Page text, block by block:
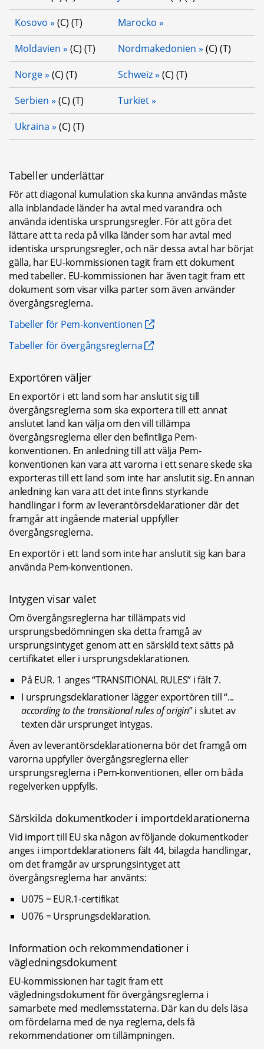
Kosovo
(C) (T)
Marocko
Moldavien
(C) (T) Nordmakedonien
(C) (T)
Norge
(C) (T) Schweiz
(C) (T)
Serbien
(C) (T)
Turkiet
Ukraina
(C) (T)
Tabeller underlättar
För att diagonal kumulation ska kunna användas måste
alla inblandade länder ha avtal med varandra och
använda identiska ursprungsregler. För att göra det
lättare att ta reda på vilka länder som har avtal med
identiska ursprungsregler, och när dessa avtal har börjat
gälla, har EU-kommissionen tagit fram ett dokument
med tabeller. EU-kommissionen har även tagit fram ett
dokument som visar vilka parter som även använder
övergångsreglerna.
Tabeller för Pem-konventionen
Tabeller för övergångsreglerna
Exportören väljer
En exportör i ett land som har anslutit sig till
övergångsreglerna som ska exportera till ett annat
anslutet land kan välja om den vill tillämpa
övergångsreglerna eller den befintliga Pem-
konventionen. En anledning till att välja Pem-
konventionen kan vara att varorna i ett senare skede ska
exporteras till ett land som inte har anslutit sig. En annan
anledning kan vara att det inte finns styrkande
handlingar i form av leverantörsdeklarationer där det
framgår att ingående material uppfyller
övergångsreglerna.
En exportör i ett land som inte har anslutit sig kan bara
använda Pem-konventionen.
Intygen visar valet
Om övergångsreglerna har tillämpats vid
ursprungsbedömningen ska detta framgå av
ursprungsintyget genom att en särskild text sätts på
certifikatet eller i ursprungsdeklarationen.
På EUR. 1 anges “TRANSITIONAL RULES” i fält 7.
according to the transitional rules of origin” i slutet av
texten där ursprunget intygas.
Även av leverantörsdeklarationerna bör det framgå om
varorna uppfyller övergångsreglerna eller
ursprungsreglerna i Pem-konventionen, eller om båda
regelverken uppfylls.
Särskilda dokumentkoder i importdeklarationerna
Vid import till EU ska någon av följande dokumentkoder
anges i importdeklarationens fält 44, bilagda handlingar,
om det framgår av ursprungsintyget att
övergångsreglerna har använts:
U075 = EUR.1-certifikat
U076 = Ursprungsdeklaration.
Information och rekommendationer i
vägledningsdokument
EU-kommissionen har tagit fram ett
vägledningsdokument för övergångsreglerna i
samarbete med medlemsstaterna. Där kan du dels läsa
om fördelarna med de nya reglerna, dels få
rekommendationer om tillämpningen.